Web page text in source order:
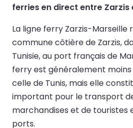
ferries en direct entre Zarzis
La ligne ferry Zarzis-Marseille
commune côtière de Zarzis,
Tunisie, au port français de
ferry est généralement
celle de Tunis, mais elle
important pour le transport
marchandises et de touristes
ports.